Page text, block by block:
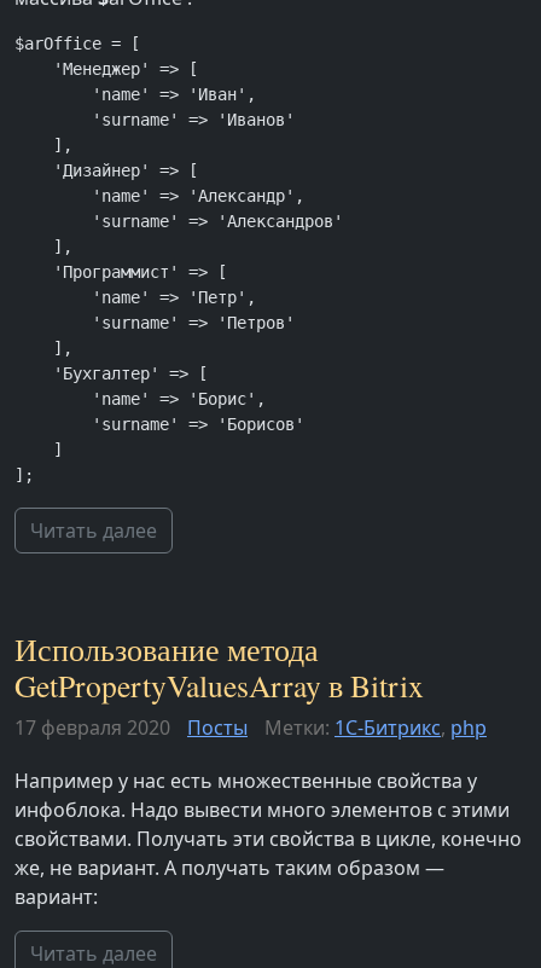
$arOffice = [
];
Читать далее
Использование метода
GetPropertyValuesArray в Bitrix
17 февраля 2020 Посты Метки: 1С-Битрикс, php
Например у нас есть множественные свойства у
инфоблока. Надо вывести много элементов с этими
свойствами. Получать эти свойства в цикле, конечно
же, не вариант. А получать таким образом —
вариант:
Читать далее